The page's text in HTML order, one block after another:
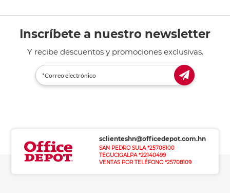
Inscríbete a nuestro newsletter
Y recibe descuentos y promociones exclusivas.
sclienteshn@officedepot.com.hn
SAN PEDRO SULA *25708100
TEGUCIGALPA *22140499
VENTAS POR TELÉFONO *25708109